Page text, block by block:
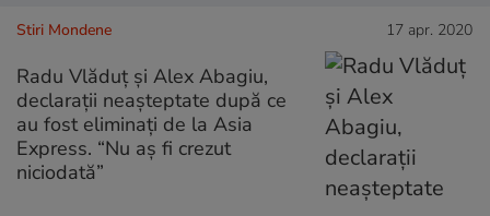
Stiri Mondene 17 apr. 2020
Radu Vlăduț și Alex Abagiu,
declarații neașteptate după ce
au fost eliminați de la Asia
Express. “Nu aș fi crezut
niciodată”